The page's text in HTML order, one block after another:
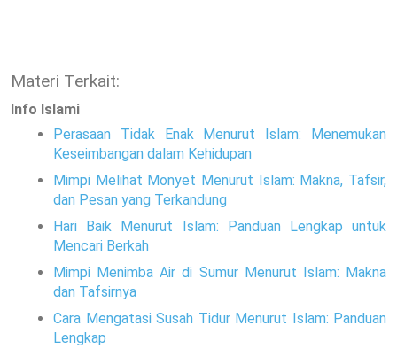
Materi Terkait:
Info Islami
Perasaan Tidak Enak Menurut Islam: Menemukan
Keseimbangan dalam Kehidupan
Mimpi Melihat Monyet Menurut Islam: Makna, Tafsir,
dan Pesan yang Terkandung
Hari Baik Menurut Islam: Panduan Lengkap untuk
Mencari Berkah
Mimpi Menimba Air di Sumur Menurut Islam: Makna
dan Tafsirnya
Cara Mengatasi Susah Tidur Menurut Islam: Panduan
Lengkap